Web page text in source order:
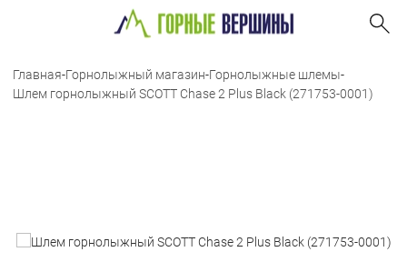
Главная-Горнолыжный магазин-Горнолыжные шлемы-
Шлем горнолыжный SCOTT Chase 2 Plus Black (271753-0001)